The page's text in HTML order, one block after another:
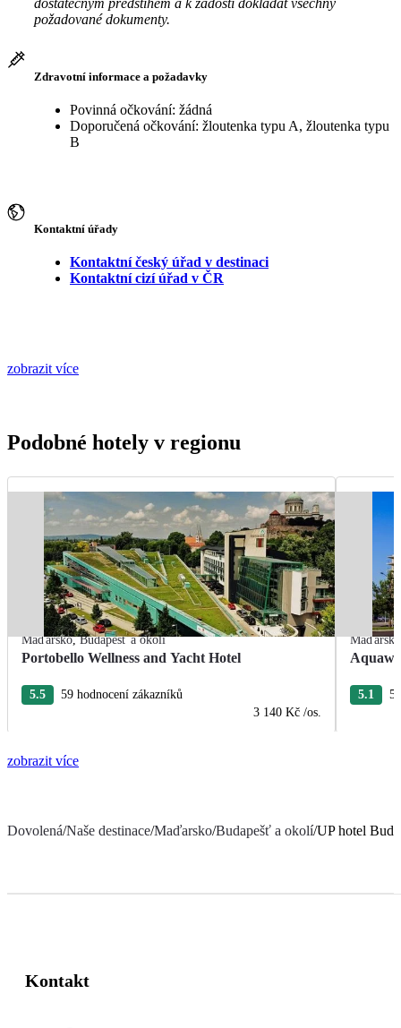
dostatečným předstihem a k žádosti dokládat všechny
požadované dokumenty.
Zdravotní informace a požadavky
Povinná očkování: žádná
Doporučená očkování: žloutenka typu A, žloutenka typu
B
Kontaktní úřady
Kontaktní český úřad v destinaci
Kontaktní cizí úřad v ČR
zobrazit více
Podobné hotely v regionu
Maďarsko,Budapešť a okolí
Portobello Wellness and Yacht Hotel
5.5
59 hodnocení zákazníků
3 140 Kč /os.
Maďarsko
5.1
zobrazit více
Dovolená/Naše destinace/Maďarsko/Budapešť a okolí/UP hotel
Kontakt